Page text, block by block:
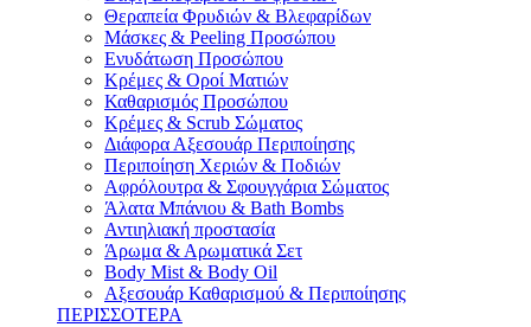
Θεραπεία Φρυδιών & Βλεφαρίδων
Μάσκες & Peeling Προσώπου
Ενυδάτωση Προσώπου
Κρέμες & Οροί Ματιών
Καθαρισμός Προσώπου
Κρέμες & Scrub Σώματος
Διάφορα Αξεσουάρ Περιποίησης
Περιποίηση Χεριών & Ποδιών
Αφρόλουτρα & Σφουγγάρια Σώματος
Άλατα Μπάνιου & Bath Bombs
Αντιηλιακή προστασία
Άρωμα & Αρωματικά Σετ
Body Mist & Body Oil
Αξεσουάρ Καθαρισμού & Περιποίησης
ΠΕΡΙΣΣΟΤΕΡΑ